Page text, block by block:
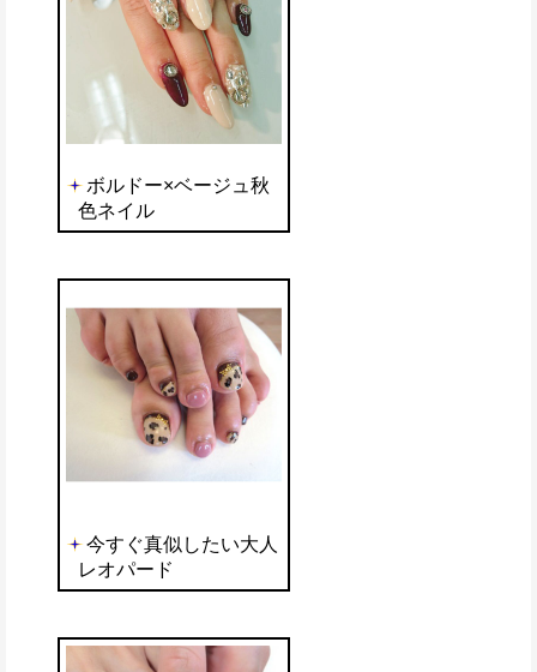
ボルドー×ベージュ秋
色ネイル
今すぐ真似したい大人
レオパード